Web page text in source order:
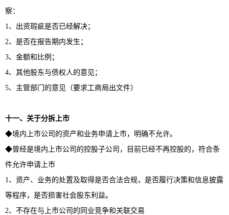
察：
1、出资瑕疵是否已经解决；
2、是否在报告期内发生；
3、金额和比例；
4、其他股东与债权人的意见；
5、主管部门的意见（要求工商局出文件）
十一、关于分拆上市
◆境内上市公司的资产和业务申请上市，明确不允许。
◆曾经是境内上市公司的控股子公司，目前已经不再控股的，符合条
件允许申请上市
1、资产、业务的处置及取得是否合法合规，是否履行决策和信息披露
等程序，是否损害社会股东利益。
2、不存在与上市公司的同业竞争和关联交易